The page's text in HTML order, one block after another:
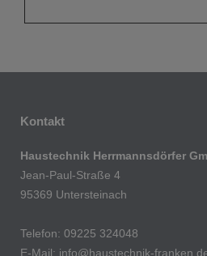
Kontakt
Haustechnik Herrmannsdörfer
Jean-Paul-Straße 4
95369 Untersteinach
Telefon: 09225 324048
E-Mail: info@haustechnik-